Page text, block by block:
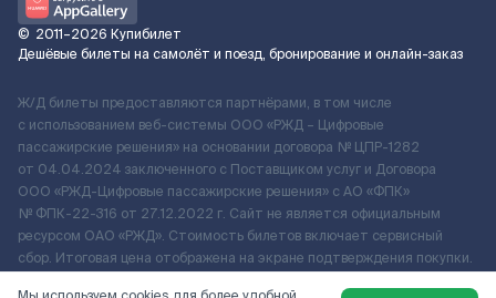
© 2011–2026 Купибилет
Дешёвые билеты на самолёт и поезд, бронирование и онлайн-заказ
Ж/Д билеты предоставляются партнёрами, в том числе
с использованием веб-системы ООО «РЖД – Цифровые
пассажирские решения» на основании договора № ЦПР-1282
от 04.04.2024 заключенного с Поставщиком услуг и Договора
ООО «РЖД-Цифровые пассажирские решения» c АО «ФПК»
№ ФПК-22-316 от 27.12.2022 г. Сайт не является официальным
ресурсом ОАО «РЖД». Стоимость билетов включает сервисный
сбор. Итоговая цена отображена на экране подтверждения покупки.